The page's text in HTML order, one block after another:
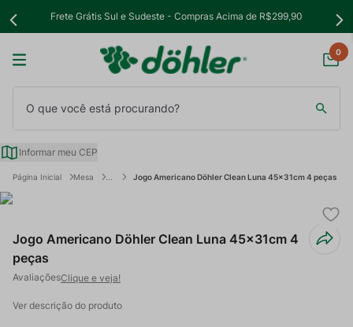
Frete Grátis Sul e Sudeste - Compras Acima de R$299,90
0
Informar meu CEP
Mesa Jogo Americano Döhler Clean Luna 45x31cm 4 peças
Jogo Americano Döhler Clean Luna 45x31cm 4
peças
Clique e veja!
Ver descrição do produto